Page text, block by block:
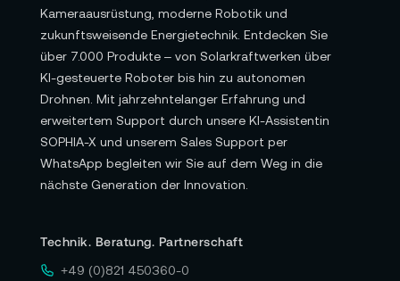
Kameraausrüstung, moderne Robotik und
zukunftsweisende Energietechnik. Entdecken Sie
über 7.000 Produkte – von Solarkraftwerken über
KI-gesteuerte Roboter bis hin zu autonomen
Drohnen. Mit jahrzehntelanger Erfahrung und
erweitertem Support durch unsere KI-Assistentin
SOPHIA-X und unserem Sales Support per
WhatsApp begleiten wir Sie auf dem Weg in die
nächste Generation der Innovation.
Technik. Beratung. Partnerschaft
+49 (0)821 450360-0